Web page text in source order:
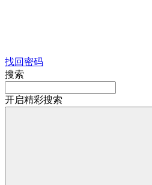
找回密码
搜索
开启精彩搜索